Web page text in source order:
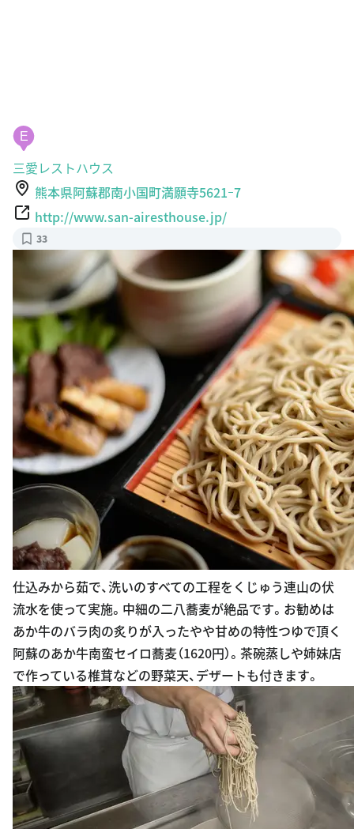
E
三愛レストハウス
熊本県阿蘇郡南小国町満願寺5621ｰ7
http://www.san-airesthouse.jp/
33
仕込みから茹で、洗いのすべての工程をくじゅう連山の伏
流水を使って実施。中細の二八蕎麦が絶品です。お勧めは
あか牛のバラ肉の炙りが入ったやや甘めの特性つゆで頂く
阿蘇のあか牛南蛮セイロ蕎麦（1620円）。茶碗蒸しや姉妹店
で作っている椎茸などの野菜天、デザートも付きます。